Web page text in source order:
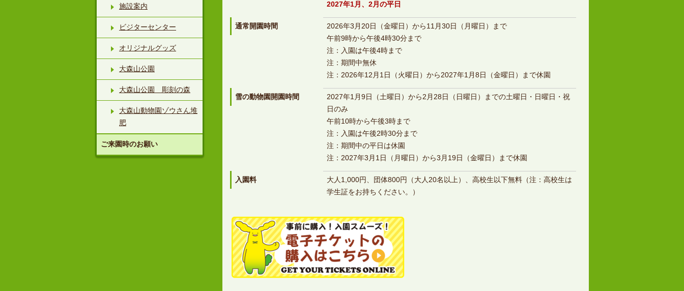
2027年1月、2月の平日
通常開園時間
2026年3月20日（金曜日）から11月30日（月曜日）まで
午前9時から午後4時30分まで
注：入園は午後4時まで
注：期間中無休
注：2026年12月1日（火曜日）から2027年1月8日（金曜日）まで休園
雪の動物園開園時間
2027年1月9日（土曜日）から2月28日（日曜日）までの土曜日・日曜日・祝
日のみ
午前10時から午後3時まで
注：入園は午後2時30分まで
注：期間中の平日は休園
注：2027年3月1日（月曜日）から3月19日（金曜日）まで休園
入園料
大人1,000円、団体800円（大人20名以上）、高校生以下無料（注：高校生は
学生証をお持ちください。）
施設案内
ビジターセンター
オリジナルグッズ
大森山公園
大森山公園 彫刻の森
大森山動物園ゾウさん堆
肥
ご来園時のお願い